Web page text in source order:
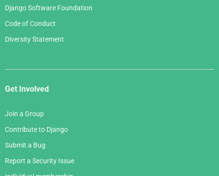
Django Software Foundation
Code of Conduct
Diversity Statement
Get Involved
Join a Group
Contribute to Django
Submit a Bug
Report a Security Issue